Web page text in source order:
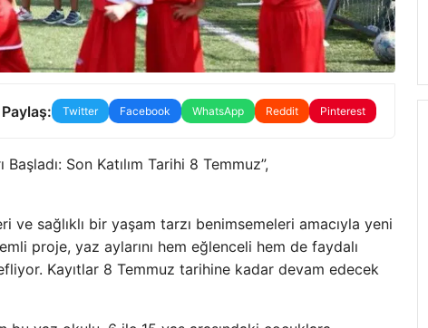
Paylaş: Twitter Facebook WhatsApp Reddit Pinterest
Son Katılım Tarihi 8 Temmuz”,
sağlıklı bir yaşam tarzı benimsemeleri amacıyla yeni
proje, yaz aylarını hem eğlenceli hem de faydalı
Kayıtlar 8 Temmuz tarihine kadar devam edecek